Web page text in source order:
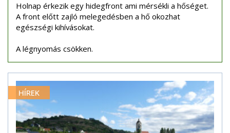
Holnap érkezik egy hidegfront ami mérsékli a hőséget.
A front előtt zajló melegedésben a hő okozhat
egészségi kihívásokat.
A légnyomás csökken.
HÍREK